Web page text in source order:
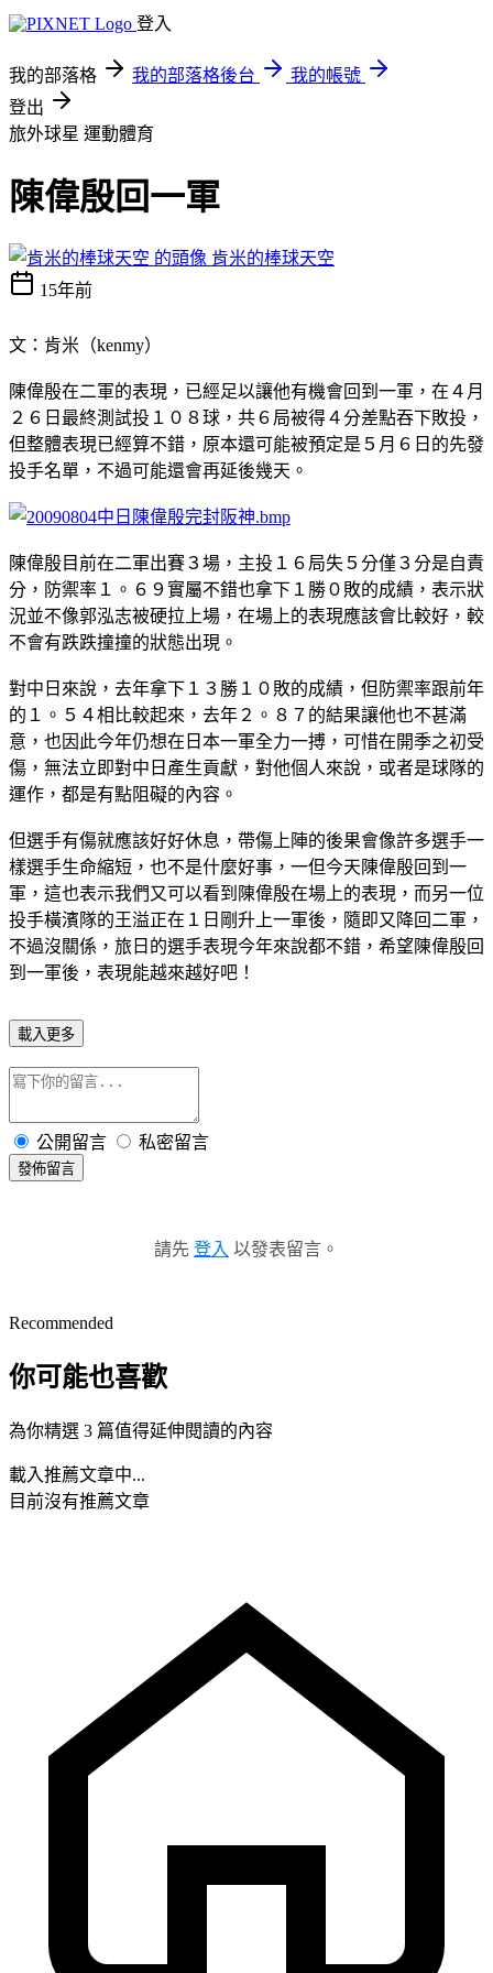
登入
我的部落格 我的部落格後台
我的帳號
登出
旅外球星 運動體育
陳偉殷回一軍
肯米的棒球天空
15年前
文：肯米（kenmy）
陳偉殷在二軍的表現，已經足以讓他有機會回到一軍，在４月
２６日最終測試投１０８球，共６局被得４分差點吞下敗投，
但整體表現已經算不錯，原本還可能被預定是５月６日的先發
投手名單，不過可能還會再延後幾天。
陳偉殷目前在二軍出賽３場，主投１６局失５分僅３分是自責
分，防禦率１。６９實屬不錯也拿下１勝０敗的成績，表示狀
況並不像郭泓志被硬拉上場，在場上的表現應該會比較好，較
不會有跌跌撞撞的狀態出現。
對中日來說，去年拿下１３勝１０敗的成績，但防禦率跟前年
的１。５４相比較起來，去年２。８７的結果讓他也不甚滿
意，也因此今年仍想在日本一軍全力一搏，可惜在開季之初受
傷，無法立即對中日產生貢獻，對他個人來說，或者是球隊的
運作，都是有點阻礙的內容。
但選手有傷就應該好好休息，帶傷上陣的後果會像許多選手一
樣選手生命縮短，也不是什麼好事，一但今天陳偉殷回到一
軍，這也表示我們又可以看到陳偉殷在場上的表現，而另一位
投手橫濱隊的王溢正在１日剛升上一軍後，隨即又降回二軍，
不過沒關係，旅日的選手表現今年來說都不錯，希望陳偉殷回
到一軍後，表現能越來越好吧！
載入更多
公開留言 私密留言
發佈留言
請先 登入 以發表留言。
Recommended
你可能也喜歡
為你精選 3 篇值得延伸閱讀的內容
載入推薦文章中...
目前沒有推薦文章